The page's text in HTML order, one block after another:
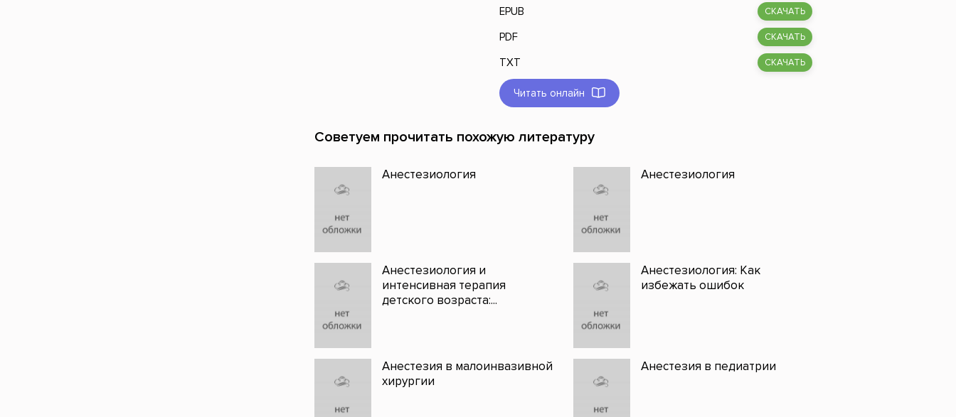
EPUB СКАЧАТЬ
PDF СКАЧАТЬ
TXT СКАЧАТЬ
Читать онлайн
Советуем прочитать похожую литературу
Анестезиология Анестезиология
Анестезиология и
интенсивная терапия
детского возраста:...
Анестезиология: Как
избежать ошибок
Анестезия в малоинвазивной
хирургии
Анестезия в педиатрии